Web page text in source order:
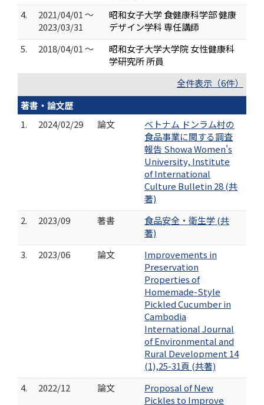
4.
2021/04/01 ～
2023/03/31
昭和女子大学 食健康科学部 健康
デザイン学科 専任講師
5.
2018/04/01 ～
昭和女子大学大学院 女性健康科
学研究所 所員
全件表示（6件）
著書・論文歴
1.
2024/02/29 論文
ベトナム ドンラム村の
食品事業に関する調査
報告 Showa Women's
University, Institute
of International
Culture Bulletin 28 (共
著)
2.
2023/09 著書
食品安全・衛生学 (共
著)
3.
2023/06 論文
Improvements in
Preservation
Properties of
Homemade-Style
Pickled Cucumber in
Cambodia
International Journal
of Environmental and
Rural Development 14
(1),25-31頁 (共著)
4.
2022/12 論文
Proposal of New
Pickles to Improve